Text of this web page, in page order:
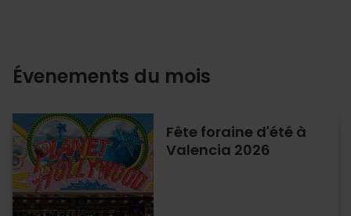
Évenements du mois
Fête foraine d'été à
Valencia 2026